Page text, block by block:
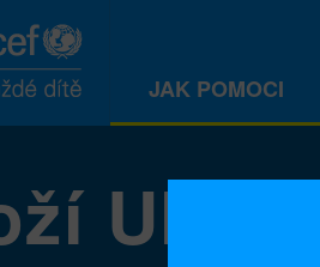
JAK POMOCI